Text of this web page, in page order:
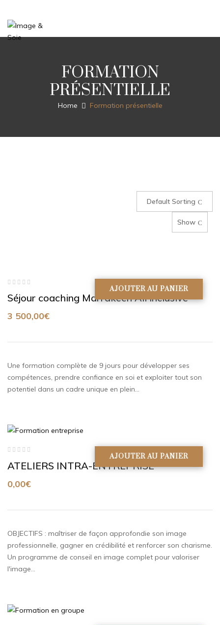
FORMATION
PRÉSENTIELLE
Home Formation présentielle
Default Sorting
Show
0
5
Séjour coaching Marrakech All inclusive
3 500,00€
AJOUTER AU PANIER
Une formation complète de 9 jours pour développer ses
compétences, prendre confiance en soi et exploiter tout son
potentiel dans un cadre unique en plein…
0
ATELIERS INTRA-ENTREPRISE
0,00€
AJOUTER AU PANIER
OBJECTIFS : maîtriser de façon approfondie son image
professionnelle, gagner en crédibilité et renforcer son charisme.
Un programme de conseil en image complet pour valoriser
l'image…